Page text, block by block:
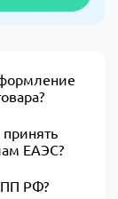
ЕАЭС?
РФ?